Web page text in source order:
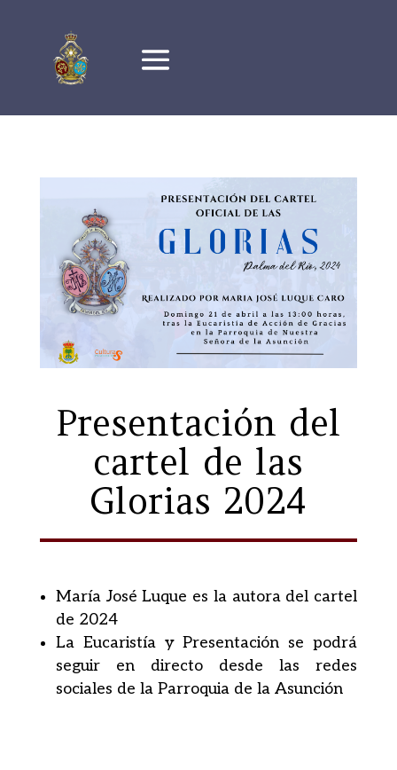
Presentación del
cartel de las
Glorias 2024
María José Luque es la autora del cartel
de 2024
La Eucaristía y Presentación se podrá
seguir en directo desde las redes
sociales de la Parroquia de la Asunción